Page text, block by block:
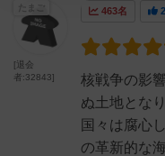
463名
核戦争の影
ぬ土地とな
国々は腐心
の革新的な
[退会
者:32843]